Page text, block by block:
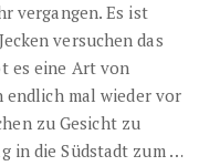
vergangen. Es ist
versuchen das
es eine Art von
endlich mal wieder vor
zu Gesicht zu
in die Südstadt zum …